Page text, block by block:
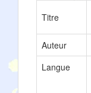
Titre
Auteur
Langue